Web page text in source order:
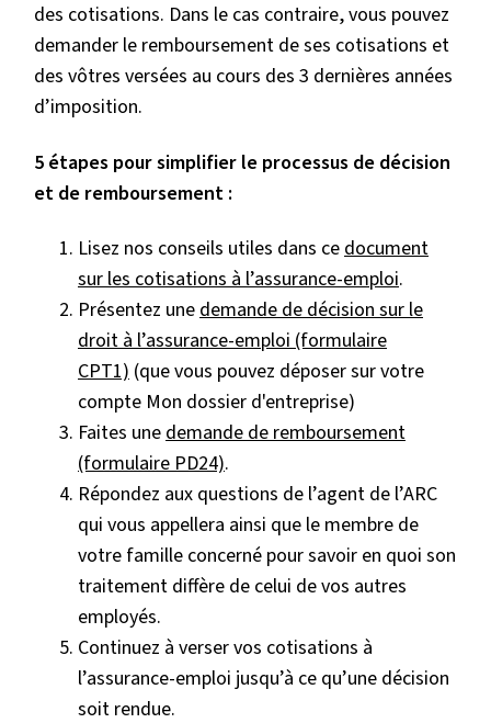
des cotisations. Dans le cas contraire, vous pouvez
demander le remboursement de ses cotisations et
des vôtres versées au cours des 3 dernières années
d’imposition.
5 étapes pour simplifier le processus de décision
et de remboursement :
Lisez nos conseils utiles dans cedocument
sur les cotisations à l’assurance-emploi.
Présentez unedemande de décision sur le
droit à l’assurance-emploi (formulaire
CPT1) (que vous pouvez déposer sur votre
compte Mon dossier d'entreprise)
Faites unedemande de remboursement
(formulaire PD24).
Répondez aux questions de l’agent de l’ARC
qui vous appellera ainsi que le membre de
votre famille concerné pour savoir en quoi son
traitement diffère de celui de vos autres
employés.
Continuez à verser vos cotisations à
l’assurance-emploi jusqu’à ce qu’une décision
soit rendue.